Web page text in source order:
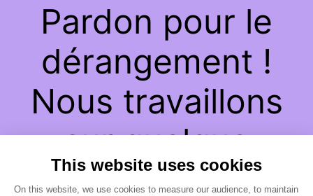
Pardon pour le
dérangement !
Nous travaillons
sur quelque
chose de
This website uses cookies
On this website, we use cookies to measure our audience, to maintain